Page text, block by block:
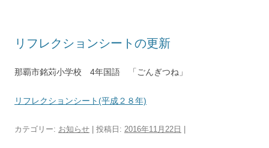
リフレクションシートの更新
那覇市銘苅小学校 4年国語 「ごんぎつね」
リフレクションシート(平成２８年)
カテゴリー: お知らせ | 投稿日: 2016年11月22日